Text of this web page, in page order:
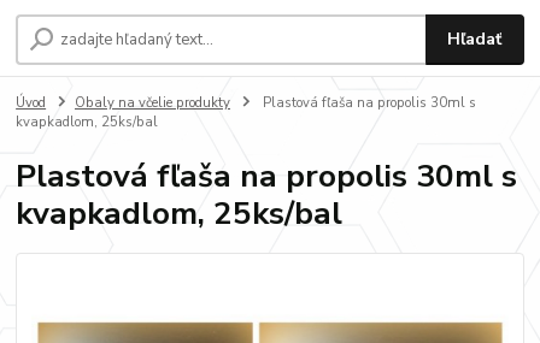
Hľadať
Úvod Obaly na včelie produkty
Plastová fľaša na propolis 30ml s
kvapkadlom, 25ks/bal
Plastová fľaša na propolis 30ml s
kvapkadlom, 25ks/bal